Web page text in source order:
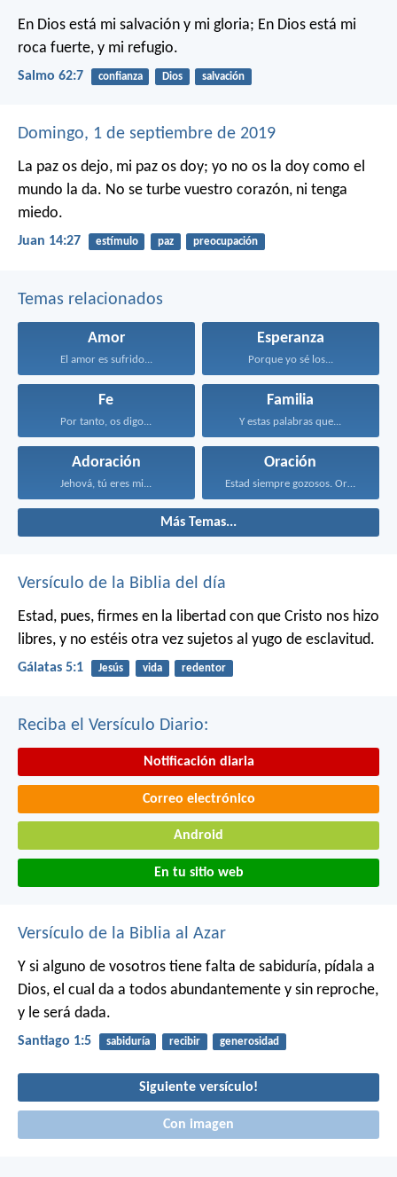
En Dios está mi salvación y mi gloria; En Dios está mi
roca fuerte, y mi refugio.
Salmo 62:7 confianza Dios salvación
Domingo, 1 de septiembre de 2019
La paz os dejo, mi paz os doy; yo no os la doy como el
mundo la da. No se turbe vuestro corazón, ni tenga
miedo.
Juan 14:27 estímulo paz preocupación
Temas relacionados
Amor
El amor es sufrido...
Esperanza
Porque yo sé los...
Fe
Por tanto, os digo...
Familia
Y estas palabras que...
Adoración
Jehová, tú eres mi...
Oración
Estad siempre gozosos. Orad...
Más Temas...
Versículo de la Biblia del día
Estad, pues, firmes en la libertad con que Cristo nos hizo
libres, y no estéis otra vez sujetos al yugo de esclavitud.
Gálatas 5:1 Jesús vida redentor
Reciba el Versículo Diario:
Notificación diaria
Correo electrónico
Android
En tu sitio web
Versículo de la Biblia al Azar
Y si alguno de vosotros tiene falta de sabiduría, pídala a
Dios, el cual da a todos abundantemente y sin reproche,
y le será dada.
Santiago 1:5 sabiduría recibir generosidad
Siguiente versículo!
Con imagen